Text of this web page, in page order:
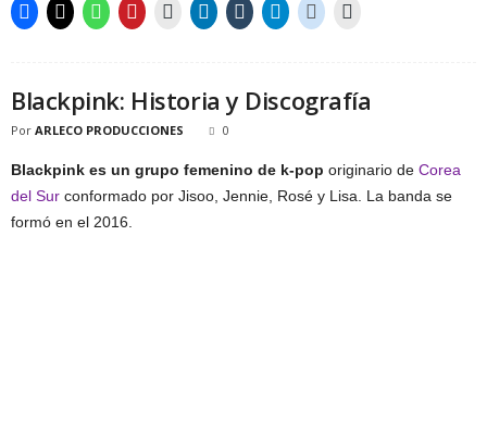
Blackpink: Historia y Discografía
Por ARLECO PRODUCCIONES 0
Blackpink es un grupo femenino de k-pop originario de Corea
del Sur conformado por Jisoo, Jennie, Rosé y Lisa. La banda se
formó en el 2016.